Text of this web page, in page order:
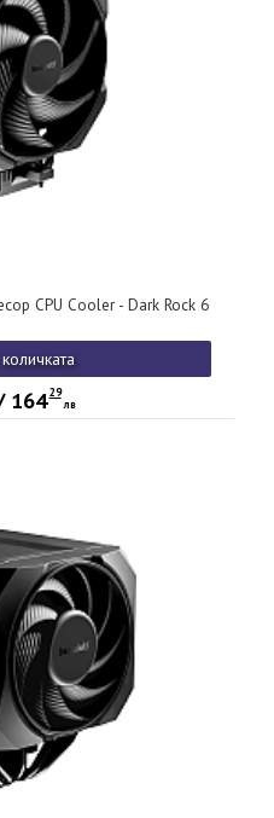
CPU Cooler - Dark Rock 6
164 29
лв